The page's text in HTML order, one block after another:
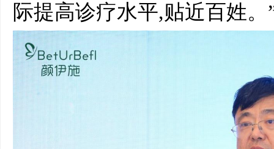
际提高诊疗水平,贴近百姓。